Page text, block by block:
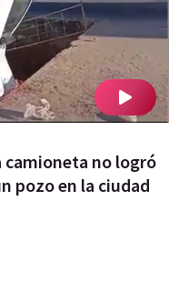
camioneta no logró
pozo en la ciudad